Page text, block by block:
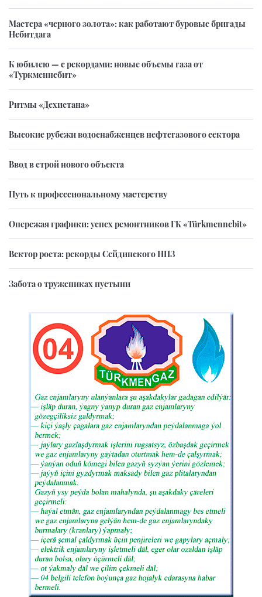
Мастера «черного золота»: как работают буровые бригады
Небитдага
К юбилею — с рекордами: новые объемы газа от
«Туркменнебит»
Ритмы «Дехистана»
Высокие рубежи водоснабженцев нефтегазового сектора
Ввод в строй нового объекта
Путь к профессиональному мастерству
Опережая графики: успех ремонтников ГК «Türkmennebit»
Вектор роста: рекорды Сейдинского НПЗ
Забота о тружениках пустыни